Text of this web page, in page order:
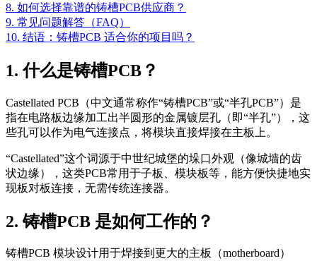
8. 如何选择靠谱的铸槽PCB供应商？
9. 常见问题解答（FAQ）
10. 结语：铸槽PCB 适合你的项目吗？
1. 什么是铸槽PCB？
Castellated PCB（中文通常称作“铸槽PCB”或“半孔PCB”）是
指在电路板边缘加工出半圆形的金属镀层孔（即“半孔”），这
些孔可以作为电气连接点，将模块直接焊接在主板上。
“Castellated”这个词源于中世纪城堡的垛口外观（像城墙的齿
状边缘），这类PCB常用于子板、模块板等，能方便快捷地实
现板对板连接，无需传统连接器。
2. 铸槽PCB 是如何工作的？
铸槽PCB 模块设计用于焊接到更大的主板（motherboard）